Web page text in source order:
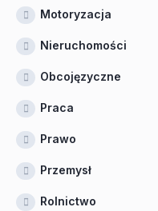
Motoryzacja
Nieruchomości
Obcojęzyczne
Praca
Prawo
Przemysł
Rolnictwo